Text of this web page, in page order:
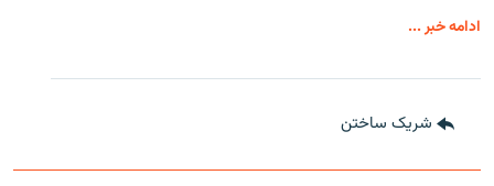
ادامه خبر ...
شریک ساختن